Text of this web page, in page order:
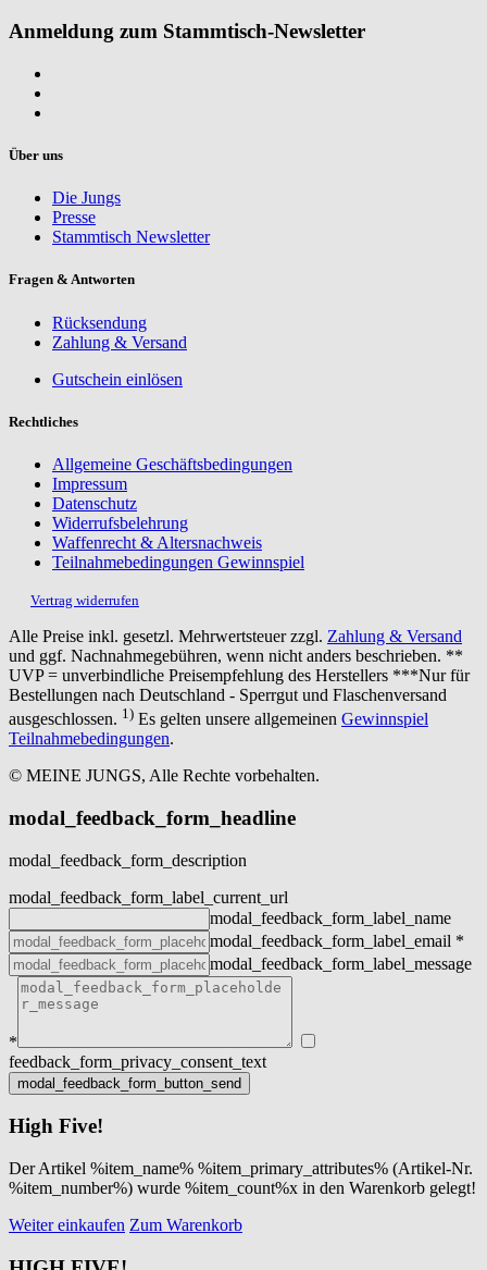
Anmeldung zum Stammtisch-Newsletter
Über uns
Die Jungs
Presse
Stammtisch Newsletter
Fragen & Antworten
Rücksendung
Zahlung & Versand
Gutschein einlösen
Rechtliches
Allgemeine Geschäftsbedingungen
Impressum
Datenschutz
Widerrufsbelehrung
Waffenrecht & Altersnachweis
Teilnahmebedingungen Gewinnspiel
Vertrag widerrufen
Alle Preise inkl. gesetzl. Mehrwertsteuer zzgl. Zahlung & Versand
und ggf. Nachnahmegebühren, wenn nicht anders beschrieben. **
UVP = unverbindliche Preisempfehlung des Herstellers ***Nur für
Bestellungen nach Deutschland - Sperrgut und Flaschenversand
ausgeschlossen. 1) Es gelten unsere allgemeinen Gewinnspiel
Teilnahmebedingungen.
© MEINE JUNGS, Alle Rechte vorbehalten.
modal_feedback_form_headline
modal_feedback_form_description
modal_feedback_form_label_current_url
modal_feedback_form_label_name
modal_feedback_form_label_email *
modal_feedback_form_label_message
*
feedback_form_privacy_consent_text
High Five!
Der Artikel %item_name% %item_primary_attributes% (Artikel-Nr.
%item_number%) wurde %item_count%x in den Warenkorb gelegt!
Weiter einkaufen Zum Warenkorb